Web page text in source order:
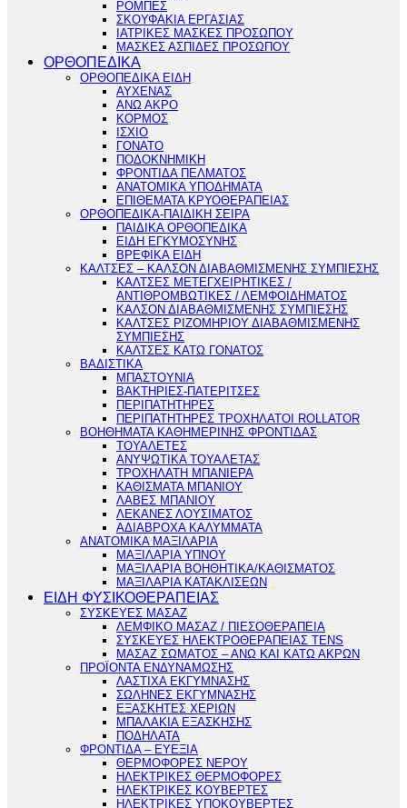
ΡΟΜΠΕΣ
ΣΚΟΥΦΑΚΙΑ ΕΡΓΑΣΙΑΣ
ΙΑΤΡΙΚΕΣ ΜΑΣΚΕΣ ΠΡΟΣΩΠΟΥ
ΜΑΣΚΕΣ ΑΣΠΙΔΕΣ ΠΡΟΣΩΠΟΥ
ΟΡΘΟΠΕΔΙΚΑ
ΟΡΘΟΠΕΔΙΚΑ ΕΙΔΗ
ΑΥΧΕΝΑΣ
ΑΝΩ ΑΚΡΟ
ΚΟΡΜΟΣ
ΙΣΧΙΟ
ΓΟΝΑΤΟ
ΠΟΔΟΚΝΗΜΙΚΗ
ΦΡΟΝΤΙΔΑ ΠΕΛΜΑΤΟΣ
ΑΝΑΤΟΜΙΚΑ ΥΠΟΔΗΜΑΤΑ
ΕΠΙΘΕΜΑΤΑ ΚΡΥΟΘΕΡΑΠΕΙΑΣ
ΟΡΘΟΠΕΔΙΚΑ-ΠΑΙΔΙΚΗ ΣΕΙΡΑ
ΠΑΙΔΙΚΑ ΟΡΘΟΠΕΔΙΚΑ
ΕΙΔΗ ΕΓΚΥΜΟΣΥΝΗΣ
ΒΡΕΦΙΚΑ ΕΙΔΗ
ΚΑΛΤΣΕΣ – ΚΑΛΣΟΝ ΔΙΑΒΑΘΜΙΣΜΕΝΗΣ ΣΥΜΠΙΕΣΗΣ
ΚΑΛΤΣΕΣ ΜΕΤΕΓΧΕΙΡΗΤΙΚΕΣ /
ΑΝΤΙΘΡΟΜΒΩΤΙΚΕΣ / ΛΕΜΦΟΙΔΗΜΑΤΟΣ
ΚΑΛΣΟΝ ΔΙΑΒΑΘΜΙΣΜΕΝΗΣ ΣΥΜΠΙΕΣΗΣ
ΚΑΛΤΣΕΣ ΡΙΖΟΜΗΡΙΟΥ ΔΙΑΒΑΘΜΙΣΜΕΝΗΣ
ΣΥΜΠΙΕΣΗΣ
ΚΑΛΤΣΕΣ ΚΑΤΩ ΓΟΝΑΤΟΣ
ΒΑΔΙΣΤΙΚΑ
ΜΠΑΣΤΟΥΝΙΑ
ΒΑΚΤΗΡΙΕΣ-ΠΑΤΕΡΙΤΣΕΣ
ΠΕΡΙΠΑΤΗΤΗΡΕΣ
ΠΕΡΙΠΑΤΗΤΗΡΕΣ ΤΡΟΧΗΛΑΤΟΙ ROLLATOR
ΒΟΗΘΗΜΑΤΑ ΚΑΘΗΜΕΡΙΝΗΣ ΦΡΟΝΤΙΔΑΣ
ΤΟΥΑΛΕΤΕΣ
ΑΝΥΨΩΤΙΚΑ ΤΟΥΑΛΕΤΑΣ
ΤΡΟΧΗΛΑΤΗ ΜΠΑΝΙΕΡΑ
ΚΑΘΙΣΜΑΤΑ ΜΠΑΝΙΟΥ
ΛΑΒΕΣ ΜΠΑΝΙΟΥ
ΛΕΚΑΝΕΣ ΛΟΥΣΙΜΑΤΟΣ
ΑΔΙΑΒΡΟΧΑ ΚΑΛΥΜΜΑΤΑ
ΑΝΑΤΟΜΙΚΑ ΜΑΞΙΛΑΡΙΑ
ΜΑΞΙΛΑΡΙΑ ΥΠΝΟΥ
ΜΑΞΙΛΑΡΙΑ ΒΟΗΘΗΤΙΚΑ/ΚΑΘΙΣΜΑΤΟΣ
ΜΑΞΙΛΑΡΙΑ ΚΑΤΑΚΛΙΣΕΩΝ
ΕΙΔΗ ΦΥΣΙΚΟΘΕΡΑΠΕΙΑΣ
ΣΥΣΚΕΥΕΣ ΜΑΣΑΖ
ΛΕΜΦΙΚΟ ΜΑΣΑΖ / ΠΙΕΣΟΘΕΡΑΠΕΙΑ
ΣΥΣΚΕΥΕΣ ΗΛΕΚΤΡΟΘΕΡΑΠΕΙΑΣ TENS
ΜΑΣΑΖ ΣΩΜΑΤΟΣ – ΑΝΩ ΚΑΙ ΚΑΤΩ ΑΚΡΩΝ
ΠΡΟΪΟΝΤΑ ΕΝΔΥΝΑΜΩΣΗΣ
ΛΑΣΤΙΧΑ ΕΚΓΥΜΝΑΣΗΣ
ΣΩΛΗΝΕΣ ΕΚΓΥΜΝΑΣΗΣ
ΕΞΑΣΚΗΤΕΣ ΧΕΡΙΩΝ
ΜΠΑΛΑΚΙΑ ΕΞΑΣΚΗΣΗΣ
ΠΟΔΗΛΑΤΑ
ΦΡΟΝΤΙΔΑ – ΕΥΕΞΙΑ
ΘΕΡΜΟΦΟΡΕΣ ΝΕΡΟΥ
ΗΛΕΚΤΡΙΚΕΣ ΘΕΡΜΟΦΟΡΕΣ
ΗΛΕΚΤΡΙΚΕΣ ΚΟΥΒΕΡΤΕΣ
ΗΛΕΚΤΡΙΚΕΣ ΥΠΟΚΟΥΒΕΡΤΕΣ